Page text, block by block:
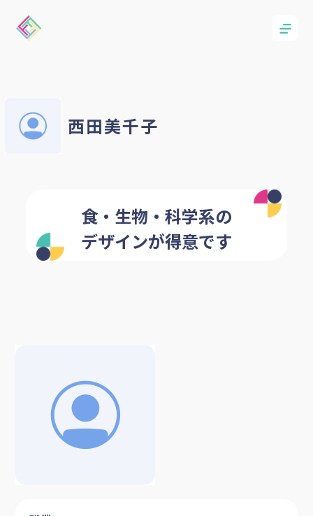
西田美千子
食・生物・科学系の
デザインが得意です